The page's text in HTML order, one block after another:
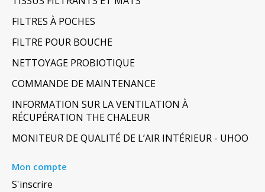
FILTRES À POCHES
FILTRE POUR BOUCHE
NETTOYAGE PROBIOTIQUE
COMMANDE DE MAINTENANCE
INFORMATION SUR LA VENTILATION À
RÉCUPÉRATION THE CHALEUR
MONITEUR DE QUALITÉ DE L’AIR INTÉRIEUR - UHOO
Mon compte
S'inscrire